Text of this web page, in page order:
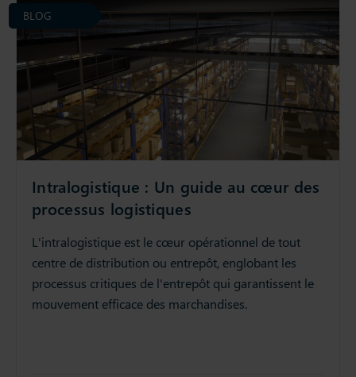
Intralogistique : Un guide au cœur des
processus logistiques
L'intralogistique est le cœur opérationnel de tout
centre de distribution ou entrepôt, englobant les
processus critiques de l'entrepôt qui garantissent le
mouvement efficace des marchandises.
BLOG